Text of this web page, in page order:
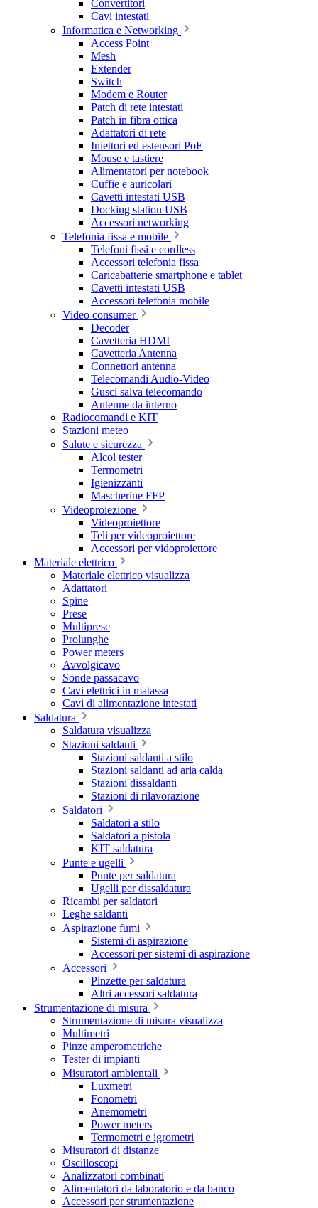
Convertitori
Cavi intestati
Informatica e Networking
Access Point
Mesh
Extender
Switch
Modem e Router
Patch di rete intestati
Patch in fibra ottica
Adattatori di rete
Iniettori ed estensori PoE
Mouse e tastiere
Alimentatori per notebook
Cuffie e auricolari
Cavetti intestati USB
Docking station USB
Accessori networking
Telefonia fissa e mobile
Telefoni fissi e cordless
Accessori telefonia fissa
Caricabatterie smartphone e tablet
Cavetti intestati USB
Accessori telefonia mobile
Video consumer
Decoder
Cavetteria HDMI
Cavetteria Antenna
Connettori antenna
Telecomandi Audio-Video
Gusci salva telecomando
Antenne da interno
Radiocomandi e KIT
Stazioni meteo
Salute e sicurezza
Alcol tester
Termometri
Igienizzanti
Mascherine FFP
Videoproiezione
Videoproiettore
Teli per videoproiettore
Accessori per vidoproiettore
Materiale elettrico
Materiale elettrico visualizza
Adattatori
Spine
Prese
Multiprese
Prolunghe
Power meters
Avvolgicavo
Sonde passacavo
Cavi elettrici in matassa
Cavi di alimentazione intestati
Saldatura
Saldatura visualizza
Stazioni saldanti
Stazioni saldanti a stilo
Stazioni saldanti ad aria calda
Stazioni dissaldanti
Stazioni di rilavorazione
Saldatori
Saldatori a stilo
Saldatori a pistola
KIT saldatura
Punte e ugelli
Punte per saldatura
Ugelli per dissaldatura
Ricambi per saldatori
Leghe saldanti
Aspirazione fumi
Sistemi di aspirazione
Accessori per sistemi di aspirazione
Accessori
Pinzette per saldatura
Altri accessori saldatura
Strumentazione di misura
Strumentazione di misura visualizza
Multimetri
Pinze amperometriche
Tester di impianti
Misuratori ambientali
Luxmetri
Fonometri
Anemometri
Power meters
Termometri e igrometri
Misuratori di distanze
Oscilloscopi
Analizzatori combinati
Alimentatori da laboratorio e da banco
Accessori per strumentazione